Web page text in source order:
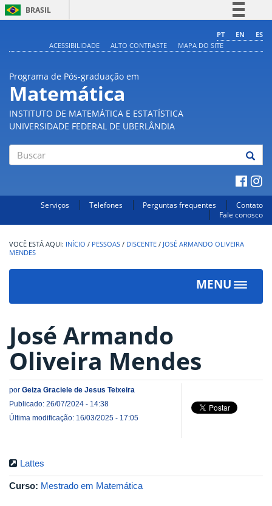
BRASIL
Comunica BR
PT EN
ES
ACESSIBILIDADE
ALTO CONTRASTE MAPA DO SITE
Programa de Pós-graduação em
Matemática
INSTITUTO DE MATEMÁTICA E ESTATÍSTICA
UNIVERSIDADE FEDERAL DE UBERLÂNDIA
Serviços Telefones Perguntas frequentes
Contato
Fale conosco
INÍCIO / PESSOAS / DISCENTE / JOSÉ ARMANDO OLIVEIRA
MENDES
MENU
Toggle
José Armando
Oliveira Mendes
por Geiza Graciele de Jesus Teixeira
Publicado: 26/07/2024 - 14:38
Última modificação: 16/03/2025 - 17:05
Lattes
Curso: Mestrado em Matemática